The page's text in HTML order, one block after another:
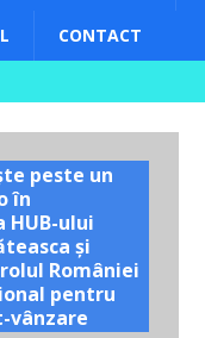
CONTACT
peste un
în
HUB-ului
și
României
pentru
vânzare